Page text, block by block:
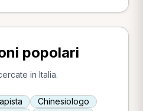
popolari
in Italia.
Chinesiologo